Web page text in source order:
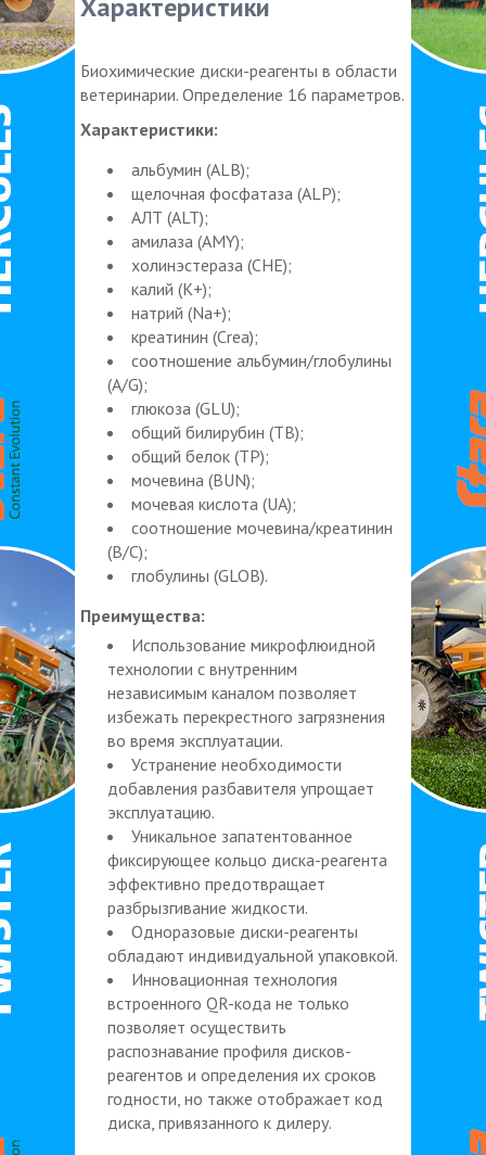
Характеристики
Биохимические диски-реагенты в области
ветеринарии. Определение 16 параметров.
Характеристики:
альбумин (ALB);
щелочная фосфатаза (ALP);
АЛТ (ALT);
амилаза (AMY);
холинэстераза (CHE);
калий (K+);
натрий (Na+);
креатинин (Crea);
соотношение альбумин/глобулины
(A/G);
глюкоза (GLU);
общий билирубин (TB);
общий белок (TP);
мочевина (BUN);
мочевая кислота (UA);
соотношение мочевина/креатинин
(B/C);
глобулины (GLOB).
Преимущества:
Использование микрофлюидной
технологии с внутренним
независимым каналом позволяет
избежать перекрестного загрязнения
во время эксплуатации.
Устранение необходимости
добавления разбавителя упрощает
эксплуатацию.
Уникальное запатентованное
фиксирующее кольцо диска-реагента
эффективно предотвращает
разбрызгивание жидкости.
Одноразовые диски-реагенты
обладают индивидуальной упаковкой.
Инновационная технология
встроенного QR-кода не только
позволяет осуществить
распознавание профиля дисков-
реагентов и определения их сроков
годности, но также отображает код
диска, привязанного к дилеру.